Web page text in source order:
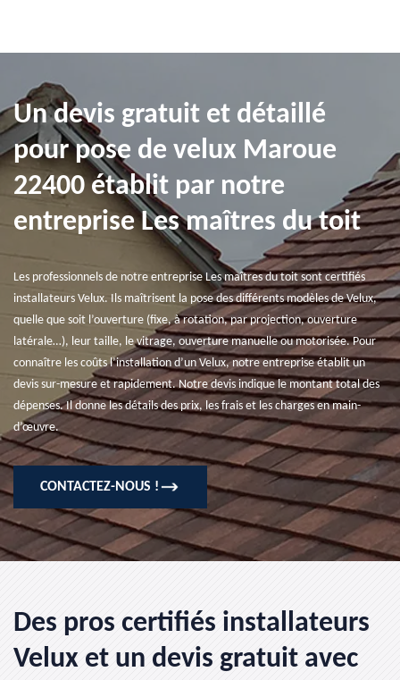
Un devis gratuit et détaillé
pour pose de velux Maroue
22400 établit par notre
entreprise Les maîtres du toit
Les professionnels de notre entreprise Les maîtres du toit sont certifiés
installateurs Velux. Ils maîtrisent la pose des différents modèles de Velux,
quelle que soit l’ouverture (fixe, à rotation, par projection, ouverture
latérale…), leur taille, le vitrage, ouverture manuelle ou motorisée. Pour
connaître les coûts l’installation d’un Velux, notre entreprise établit un
devis sur-mesure et rapidement. Notre devis indique le montant total des
dépenses. Il donne les détails des prix, les frais et les charges en main-
d’œuvre.
CONTACTEZ-NOUS !
Des pros certifiés installateurs
Velux et un devis gratuit avec